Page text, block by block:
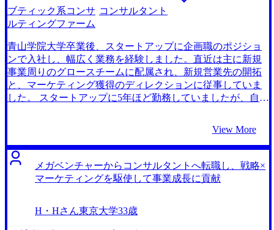
た。 初回面談を担当してくれた藤田さんの印象が非常に良
かったからです。「勘や経験に頼らず、誰でも理解できる
質を、面接対策を通じて後天的に身に付けていこうと伴走
してくださる姿勢に熱意を感じたため、この人に頼って転
職活動を進めていこうと決意しました。 面接対策の質が非
常に高いです。転職活動初期は、『結論ファースト→全体
を構造化して補足説明とその真意を話す』といったデリバ
の都度、藤田さんは私の論点構造化が甘いところを指摘
し、親身になって改善方法を伝えてくれたため、面接時に
は実力以上のアウトプットを出すことが出来ました。 動き
出しが早かったことです。藤田さんのFBを参考に、まずは
素直に言われたことを受け入れて、その後は日々PDCAサイ
め、日々の転職活動が面接対策のみならず、転職後の業務
ブティック系コンサ
ルティングファーム
コンサルタント
青山学院大学卒業後、スタートアップに企画職のポジショ
ンで入社し、幅広く業務を経験しました。直近は主に新規
事業周りのグロースチームに配属され、新規営業先の開拓
と、マーケティング獲得のディレクションに従事していま
した。 スタートアップに5年ほど勤務していましたが、自分
多くが年収アップを叶えているという話をたびたび耳にし
ていたので、自分も年収アップを目指した転職をしようと
意識し始めました。 周りのスタートアップからコンサルタ
ントに転職した知人が皆、年収面でも待遇面でもかなり充
ンサルタントから転職してきた方々が軒並み優秀で、自分
View More
メガベンチャーからコンサルタントへ転職し、戦略×
マーケティングを駆使して事業成長に貢献
H・Hさん東京大学33歳